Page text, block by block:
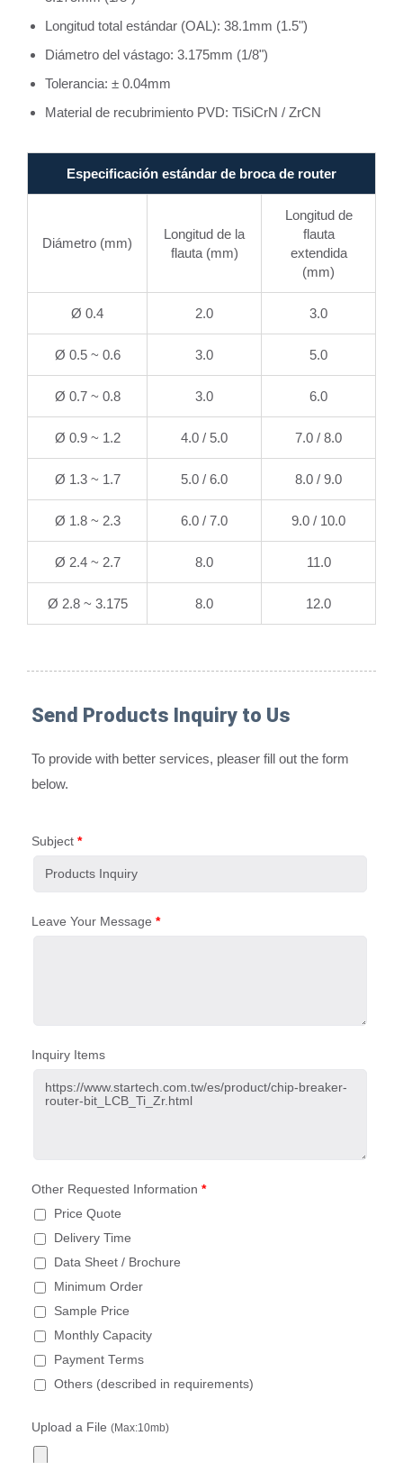
Longitud total estándar (OAL): 38.1mm (1.5")
Diámetro del vástago: 3.175mm (1/8")
Tolerancia: ± 0.04mm
Material de recubrimiento PVD: TiSiCrN / ZrCN
Especificación estándar de broca de router
Diámetro (mm)
Longitud de la
flauta (mm)
Longitud de
flauta
extendida
(mm)
Ø 0.4 2.0 3.0
Ø 0.5 ~ 0.6 3.0 5.0
Ø 0.7 ~ 0.8 3.0 6.0
Ø 0.9 ~ 1.2 4.0 / 5.0 7.0 / 8.0
Ø 1.3 ~ 1.7 5.0 / 6.0 8.0 / 9.0
Ø 1.8 ~ 2.3 6.0 / 7.0 9.0 / 10.0
Ø 2.4 ~ 2.7 8.0 11.0
Ø 2.8 ~ 3.175 8.0 12.0